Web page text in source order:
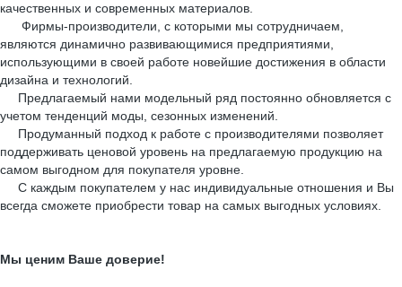
качественных и современных материалов.
Фирмы-производители, с которыми мы сотрудничаем,
являются динамично развивающимися предприятиями,
использующими в своей работе новейшие достижения в области
дизайна и технологий.
Предлагаемый нами модельный ряд постоянно обновляется с
учетом тенденций моды, сезонных изменений.
Продуманный подход к работе с производителями позволяет
поддерживать ценовой уровень на предлагаемую продукцию на
самом выгодном для покупателя уровне.
С каждым покупателем у нас индивидуальные отношения и Вы
всегда сможете приобрести товар на самых выгодных условиях.
Мы ценим Ваше доверие!